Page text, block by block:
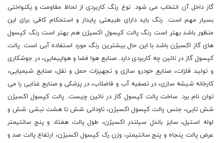
گاز داخل آن انتخاب می شود. نوع رنگ کاربردی از لحاظ مقاومت و یکنواختی
بسیار مهم است. رنگ باید دارای طبیعتی پایدار و استحکام کافی برای این
منظور باشد بهتر است رنگ پالت کپسول اکسیژن هم بهتر است رنگ کپسول
های گاز اکسیژن باشد با این حال بیشترین رنگ مورد استفاده آبی است. پالت
کپسول گاز در نائین چه کاربردی دارد. صنایع هوا فضا و هواپیمایی، در جوشکاری
و تولید فلزات، صنایع خودرو سازی و تجهیزات حمل و نقل، صنایع شیمیایی،
کارخانه شیشه سازی، در تصفیه آب و فاضلاب، در پزشکی و صنایع غذایی را می
توان نام برد. ساخت پالت کپسول گاز در نائین چیست. پالت کپسول اکسیژن
شش تایی، جنس پالت کپسول اکسیژن، ناودانی شش تا هشت نبشی شش و
لوله استیل، سایز باندل سیلندر اکسیژن، طول پالت هفتاد و پنج سانتیمتر
عرض پالت پنجاه و پنج سانتیمتر، وزن رک کپسول اکسیژن، ارتفاع پالت صد و